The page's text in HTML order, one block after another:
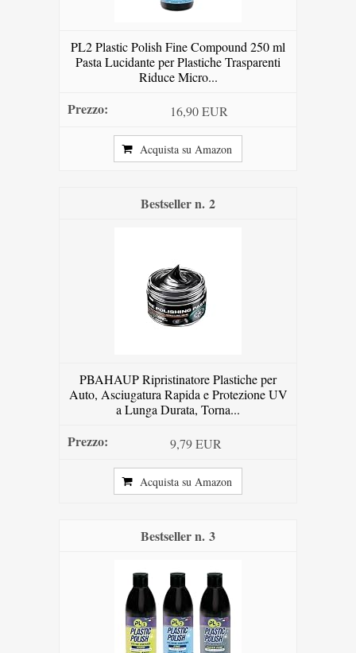
PL2 Plastic Polish Fine Compound 250 ml
Pasta Lucidante per Plastiche Trasparenti
Riduce Micro...
16,90 EUR
Acquista su Amazon
2
PBAHAUP Ripristinatore Plastiche per
Auto, Asciugatura Rapida e Protezione UV
a Lunga Durata, Torna...
9,79 EUR
Acquista su Amazon
3